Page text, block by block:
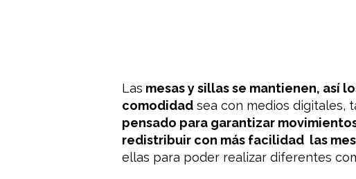
Las mesas y sillas se mantienen, así
comodidadsea con medios digitales,
pensado para garantizar
redistribuir con más facilidad las
ellas para poder realizar diferentes